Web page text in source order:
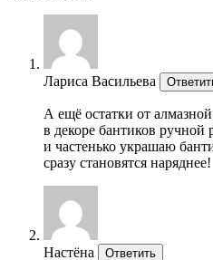
Лариса Васильева
А ещё остатки от
в декоре бантиков
и частенько украшаю
сразу становятся наряднее!
Настёна Ответить